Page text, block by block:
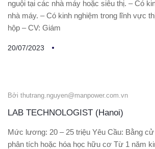
nguội tại các nhà máy hoặc siêu thị. – Có
nhà máy. – Có kinh nghiệm trong lĩnh vực
hộp – CV: Giám
20/07/2023
Bởi thutrang.nguyen@manpower.com.vn
LAB TECHNOLOGIST (Hanoi)
Mức lương: 20 – 25 triệu Yêu Cầu: Bằng
phân tích hoặc hóa học hữu cơ Từ 1 năm